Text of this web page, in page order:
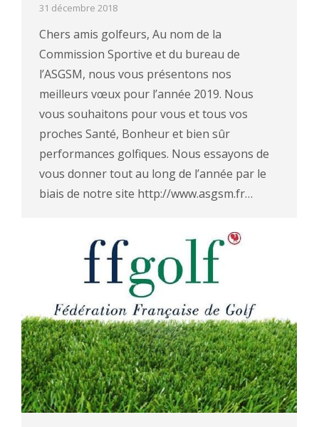
31 décembre 2018
Chers amis golfeurs, Au nom de la
Commission Sportive et du bureau de
l’ASGSM, nous vous présentons nos
meilleurs vœux pour l’année 2019. Nous
vous souhaitons pour vous et tous vos
proches Santé, Bonheur et bien sûr
performances golfiques. Nous essayons de
vous donner tout au long de l’année par le
biais de notre site http://www.asgsm.fr…